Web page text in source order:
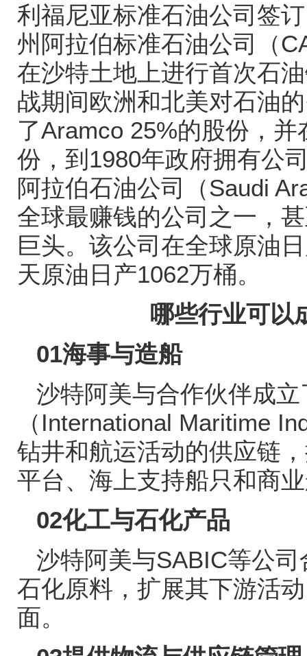
利福尼亚标准石油公司签
州阿拉伯标准石油公司（
在沙特土地上进行首次石
战期间欧洲和北美对石油
了Aramco 25%的股份，并
份，到 1980年政府拥有公
阿拉伯石油公司（Saudi
全球最赚钱的公司之一，
巨头。该公司在全球原油
天原油日产1062万桶。
哪些行业可以
01海事与造船
沙特阿美与合作伙伴成
（ International Maritime
钻井和航运活动的供应链
平台、海上支持船只和商
02化工与石化产品
沙特阿美与SABIC等公司
石化原料，扩展其下游活
面。